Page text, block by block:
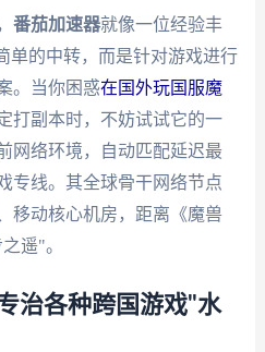
番茄加速器就像一位经验丰
单的中转，而是针对游戏进行
。当你困惑在国外玩国服魔
打副本时，不妨试试它的一
网络环境，自动匹配延迟最
专线。其全球骨干网络节点
移动核心机房，距离《魔兽
遥"。
治各种跨国游戏"水